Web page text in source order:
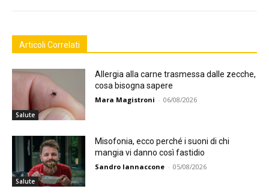
Articoli Correlati
Salute
Allergia alla carne trasmessa dalle zecche,
cosa bisogna sapere
Mara Magistroni - 06/08/2026
Salute
Misofonia, ecco perché i suoni di chi
mangia vi danno così fastidio
Sandro Iannaccone - 05/08/2026